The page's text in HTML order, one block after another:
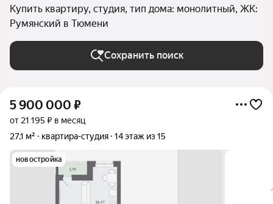
Купить квартиру, студия, тип дома: монолитный, ЖК:
Румянский в Тюмени
Сохранить поиск
5 900 000 ₽
от 21 195 ₽ в месяц
27,1 м²
квартира-студия 14 этаж из 15
новостройка